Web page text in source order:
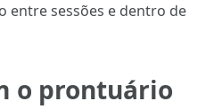
entre sessões e dentro de
o prontuário